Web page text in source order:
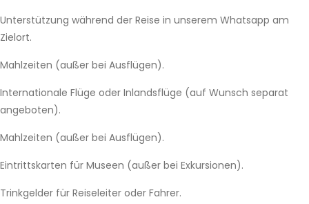
Unterstützung während der Reise in unserem Whatsapp am
Zielort.
Mahlzeiten (außer bei Ausflügen).
Internationale Flüge oder Inlandsflüge (auf Wunsch separat
angeboten).
Mahlzeiten (außer bei Ausflügen).
Eintrittskarten für Museen (außer bei Exkursionen).
Trinkgelder für Reiseleiter oder Fahrer.